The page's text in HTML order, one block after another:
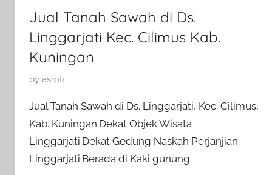
Jual Tanah Sawah di Ds.
Linggarjati Kec. Cilimus Kab.
Kuningan
P
s
t
e
d
by asrofi
Jual Tanah Sawah di Ds. Linggarjati, Kec. Cilimus,
Kab. Kuningan.Dekat Objek Wisata
Linggarjati.Dekat Gedung Naskah Perjanjian
Linggarjati.Berada di Kaki gunung